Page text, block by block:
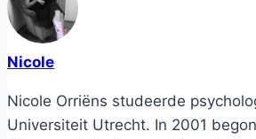
Nicole
Nicole Orriëns studeerde
Universiteit Utrecht. In 2001